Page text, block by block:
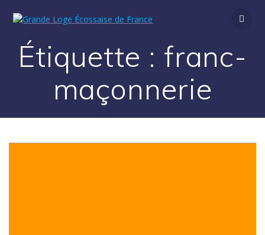
au
Étiquette : franc-
maçonnerie